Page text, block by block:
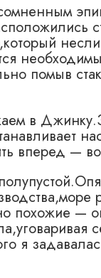
помыв
в
вперед —
похожие —
я